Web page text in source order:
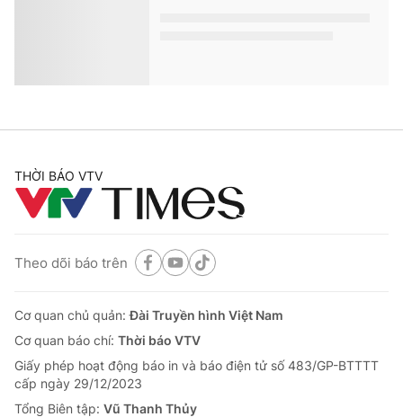
THỜI BÁO VTV
Theo dõi báo trên
Cơ quan chủ quản:Đài Truyền hình Việt Nam
Cơ quan báo chí: Thời báo VTV
Giấy phép hoạt động báo in và báo điện tử số 483/GP-BTTTT
cấp ngày 29/12/2023
Tổng Biên tập: Vũ Thanh Thủy